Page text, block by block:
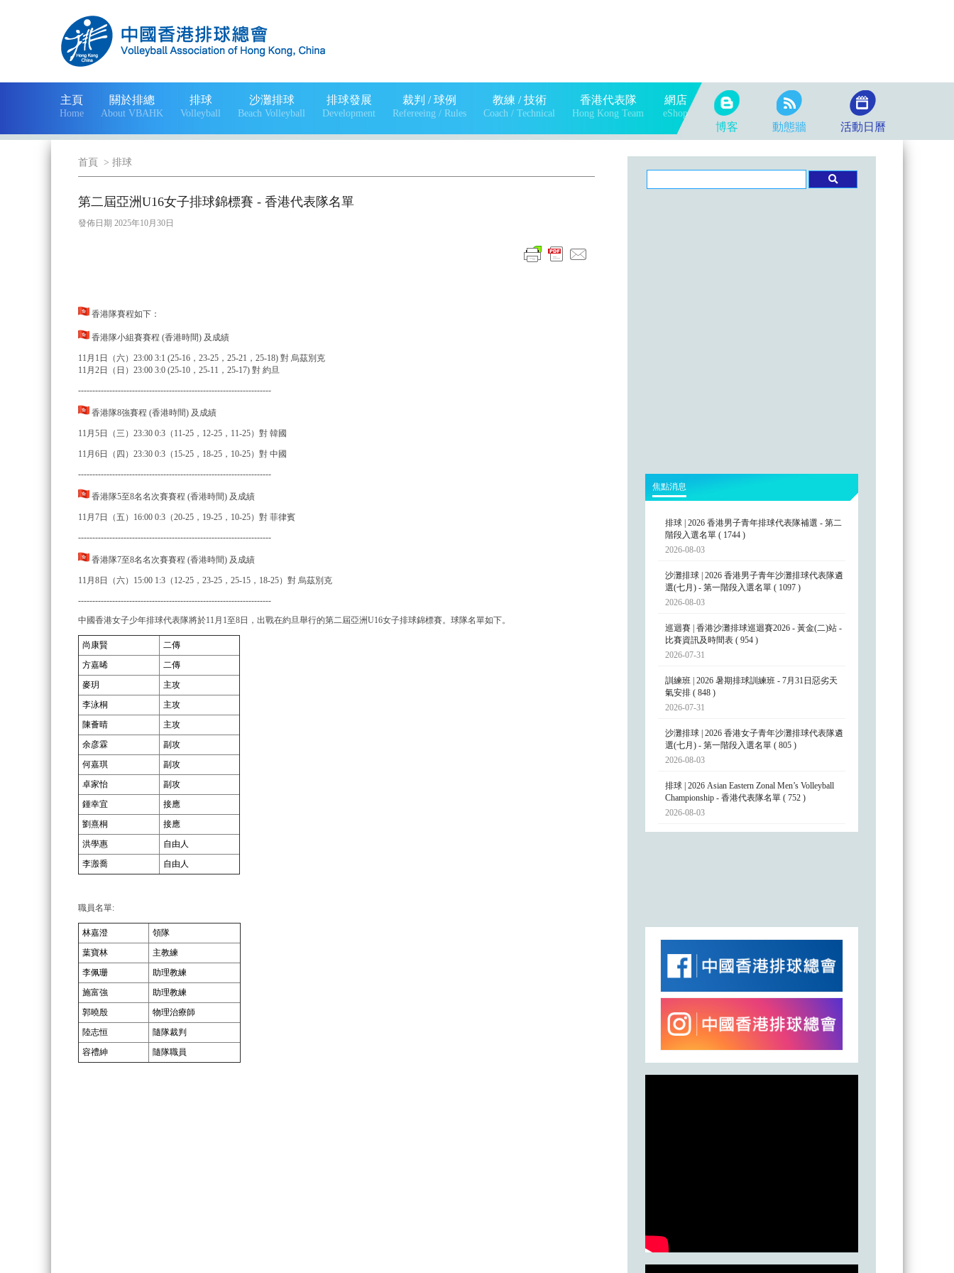
主頁
Home
關於排總
About VBAHK
排球
Volleyball
沙灘排球
Beach Volleyball
排球發展
Development
裁判 / 球例
Refereeing / Rules
教練 / 技術
Coach / Technical
香港代表隊
Hong Kong Team
網店
eShop
博客 動態牆 活動日曆
首頁 > 排球
第二屆亞洲U16女子排球錦標賽 - 香港代表隊名單
發佈日期 2025年10月30日
香港隊賽程如下：
香港隊小組賽賽程 (香港時間) 及成績
11月1日（六）23:00 3:1 (25-16，23-25，25-21，25-18) 對 烏茲別克
11月2日（日）23:00 3:0 (25-10，25-11，25-17) 對 約旦
--------------------------------------------------------------------
香港隊8強賽程 (香港時間) 及成績
11月5日（三）23:30 0:3（11-25，12-25，11-25）對 韓國
11月6日（四）23:30 0:3（15-25，18-25，10-25）對 中國
--------------------------------------------------------------------
香港隊5至8名名次賽賽程 (香港時間) 及成績
11月7日（五）16:00 0:3（20-25，19-25，10-25）對 菲律賓
--------------------------------------------------------------------
香港隊7至8名名次賽賽程 (香港時間) 及成績
11月8日（六）15:00 1:3（12-25，23-25，25-15，18-25）對 烏茲別克
--------------------------------------------------------------------
中國香港女子少年排球代表隊將於11月1至8日，出戰在約旦舉行的第二屆亞洲U16女子排球錦標賽。球隊名單如下。
尚康賢
二傳
方嘉晞
二傳
麥玥
主攻
李泳桐
主攻
陳薈晴
主攻
余彦霖
副攻
何嘉琪
副攻
卓家怡
副攻
鍾幸宜
接應
劉熹桐
接應
洪學惠
自由人
李溵喬
自由人
職員名單:
林嘉澄
領隊
葉寶林
主教練
李佩珊
助理教練
施富強
助理教練
郭曉殷
物理治療師
陸志恒
隨隊裁判
容禮紳
隨隊職員
焦點消息
排球 | 2026 香港男子青年排球代表隊補選 - 第二
階段入選名單 ( 1744 )
2026-08-03
沙灘排球 | 2026 香港男子青年沙灘排球代表隊遴
選(七月) - 第一階段入選名單 ( 1097 )
2026-08-03
巡迴賽 | 香港沙灘排球巡迴賽2026 - 黃金(二)站 -
比賽資訊及時間表 ( 954 )
2026-07-31
訓練班 | 2026 暑期排球訓練班 - 7月31日惡劣天
氣安排 ( 848 )
2026-07-31
沙灘排球 | 2026 香港女子青年沙灘排球代表隊遴
選(七月) - 第一階段入選名單 ( 805 )
2026-08-03
排球 | 2026 Asian Eastern Zonal Men’s Volleyball
Championship - 香港代表隊名單 ( 752 )
2026-08-03